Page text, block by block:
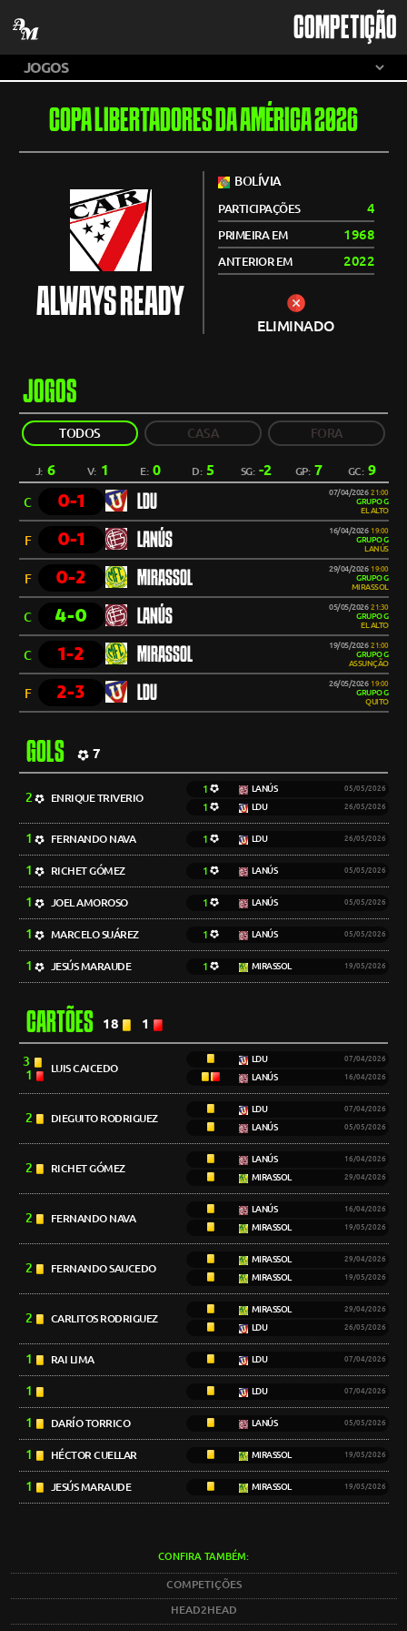
COMPETIÇÃO
COPA LIBERTADORES DA AMÉRICA 2026
ALWAYS READY
BOLÍVIA
PARTICIPAÇÕES 4
PRIMEIRA EM 1968
ANTERIOR EM 2022
ELIMINADO
JOGOS
TODOS CASA FORA
J: 6 V: 1 E:0 D:5 SG:-2 GP: 7 GC: 9
C 0-1 LDU 07/04/2026 21:00
GRUPO G
EL ALTO
F 0-1 LANÚS 16/04/2026 19:00
GRUPO G
LANÚS
F 0-2 MIRASSOL 29/04/2026 19:00
GRUPO G
MIRASSOL
C 4-0 LANÚS 05/05/2026 21:30
GRUPO G
EL ALTO
C 1-2 MIRASSOL 19/05/2026 21:00
GRUPO G
ASSUNÇÃO
F 2-3 LDU 26/05/2026 19:00
GRUPO G
QUITO
GOLS 7
2 ENRIQUE TRIVERIO
1 LANÚS 05/05/2026
1 LDU 26/05/2026
1 FERNANDO NAVA 1 LDU 26/05/2026
1 RICHET GÓMEZ 1 LANÚS 05/05/2026
1 JOEL AMOROSO 1 LANÚS 05/05/2026
1 MARCELO SUÁREZ 1 LANÚS 05/05/2026
1 JESÚS MARAUDE 1 MIRASSOL 19/05/2026
CARTÕES 18 1
3
1
LUIS CAICEDO
LDU 07/04/2026
LANÚS 16/04/2026
2 DIEGUITO RODRIGUEZ
LDU 07/04/2026
LANÚS 05/05/2026
2 RICHET GÓMEZ
LANÚS 16/04/2026
MIRASSOL 29/04/2026
2 FERNANDO NAVA
LANÚS 16/04/2026
MIRASSOL 19/05/2026
2 FERNANDO SAUCEDO
MIRASSOL 29/04/2026
MIRASSOL 19/05/2026
2 CARLITOS RODRIGUEZ
MIRASSOL 29/04/2026
LDU 26/05/2026
1 RAI LIMA LDU 07/04/2026
1 LDU 07/04/2026
1 DARÍO TORRICO LANÚS 05/05/2026
1 HÉCTOR CUELLAR MIRASSOL 19/05/2026
1 JESÚS MARAUDE MIRASSOL 19/05/2026
CONFIRA TAMBÉM:
COMPETIÇÕES
HEAD2HEAD